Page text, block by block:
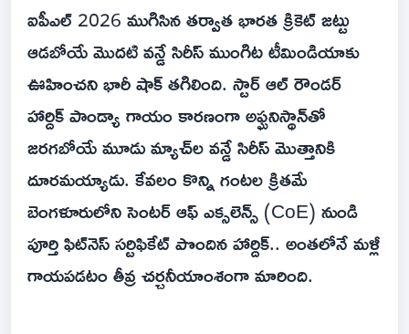
ఐపీఎల్ 2026 ముగిసిన తర్వాత భారత క్రికెట్ జట్టు
ఆడబోయే మొదటి వన్డే సిరీస్ ముంగిట టీమిండియాకు
ఊహించని భారీ షాక్ తగిలింది. స్టార్ ఆల్ రౌండర్
హార్దిక్ పాండ్యా గాయం కారణంగా అఫ్ఘనిస్థాన్‌తో
జరగబోయే మూడు మ్యాచ్‌ల వన్డే సిరీస్ మొత్తానికి
దూరమయ్యాడు. కేవలం కొన్ని గంటల క్రితమే
బెంగళూరులోని సెంటర్ ఆఫ్ ఎక్సలెన్స్ (CoE) నుండి
పూర్తి ఫిట్‌నెస్ సర్టిఫికేట్ పొందిన హార్దిక్.. అంతలోనే మళ్లీ
గాయపడటం తీవ్ర చర్చనీయాంశంగా మారింది.